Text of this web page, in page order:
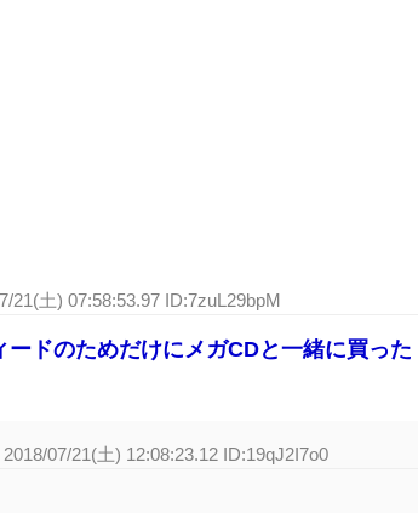
21(土) 07:58:53.97 ID:7zuL29bpM
ードのためだけにメガCDと一緒に買った
2018/07/21(土) 12:08:23.12 ID:19qJ2I7o0